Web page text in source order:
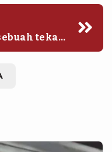
tekad
kita,"